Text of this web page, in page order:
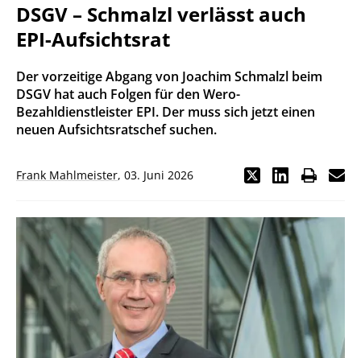
DSGV – Schmalzl verlässt auch
EPI-Aufsichtsrat
Der vorzeitige Abgang von Joachim Schmalzl beim
DSGV hat auch Folgen für den Wero-
Bezahldienstleister EPI. Der muss sich jetzt einen
neuen Aufsichtsratschef suchen.
Frank Mahlmeister, 03. Juni 2026